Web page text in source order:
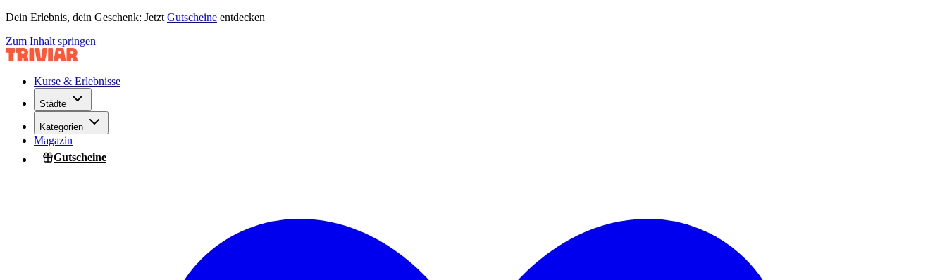
Dein Erlebnis, dein Geschenk: Jetzt Gutscheine entdecken
Zum Inhalt springen
Kurse & Erlebnisse
Städte
Kategorien
Magazin
Gutscheine